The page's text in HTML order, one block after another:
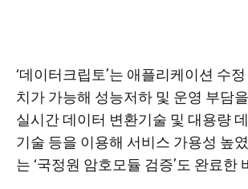
‘데이터크립토’는 애플리케이션 수
치가 가능해 성능저하 및 운영 부담
실시간 데이터 변환기술 및 대용량
기술 등을 이용해 서비스 가용성 높
는 ‘국정원 암호모듈 검증’도 완료한